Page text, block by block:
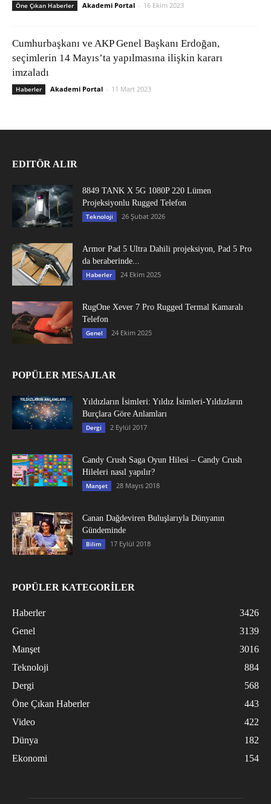
Öne Çıkan Haberler Akademi Portal - 16 Ekim 2023
Cumhurbaşkanı ve AKP Genel Başkanı Erdoğan,
seçimlerin 14 Mayıs’ta yapılmasına ilişkin kararı
imzaladı
Haberler Akademi Portal - 11 Mart 2023
EDITÖR ALIR
8849 TANK X 5G 1080P 220 Lümen
Projeksiyonlu Rugged Telefon
Teknoloji 26 Şubat 2026
Armor Pad 5 Ultra Dahili projeksiyon, Pad 5 Pro
da beraberinde...
Haberler 24 Ekim 2025
RugOne Xever 7 Pro Rugged Termal Kamaralı
Telefon
Genel 24 Ekim 2025
POPÜLER MESAJLAR
Yıldızların İsimleri: Yıldız İsimleri-Yıldızların
Burçlara Göre Anlamları
Dergi 2 Eylül 2017
Candy Crush Saga Oyun Hilesi – Candy Crush
Hileleri nasıl yapılır?
Manşet 28 Mayıs 2018
Canan Dağdeviren Buluşlarıyla Dünyanın
Gündeminde
Bilim 17 Eylül 2018
POPÜLER KATEGORİLER
Haberler
3426
Genel
3139
Manşet
3016
Teknoloji
884
Dergi
568
Öne Çıkan Haberler
443
Video
422
Dünya
182
Ekonomi
154